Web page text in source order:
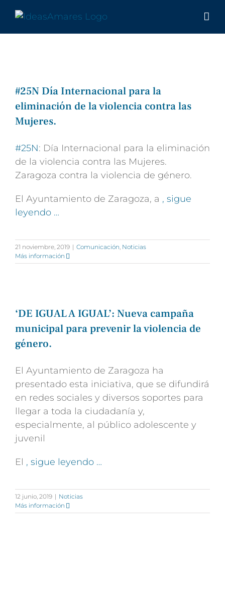
contenido
#25N Día Internacional para la
eliminación de la violencia contra las
Mujeres.
#25N: Día Internacional para la eliminación
de la violencia contra las Mujeres.
Zaragoza contra la violencia de género.
El Ayuntamiento de Zaragoza, a , sigue
leyendo …
21 noviembre, 2019 | Comunicación, Noticias
Más información
‘DE IGUAL A IGUAL’: Nueva campaña
municipal para prevenir la violencia de
género.
El Ayuntamiento de Zaragoza ha
presentado esta iniciativa, que se difundirá
en redes sociales y diversos soportes para
llegar a toda la ciudadanía y,
especialmente, al público adolescente y
juvenil
El , sigue leyendo …
12 junio, 2019 | Noticias
Más información